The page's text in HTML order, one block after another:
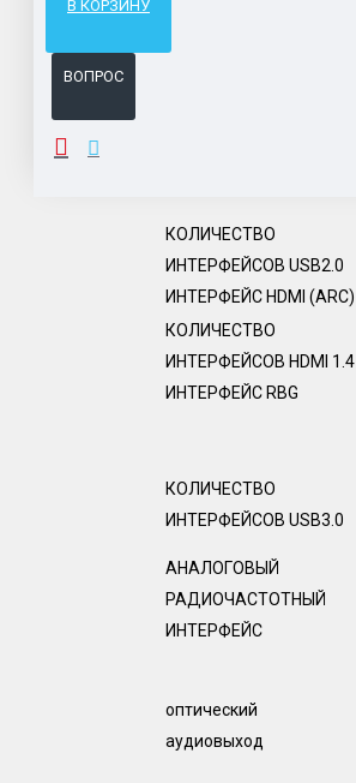
В КОРЗИНУ
ВОПРОС
ОПИСАНИЕ
КОЛИЧЕСТВО
ИНТЕРФЕЙСОВ USB2.0
ИНТЕРФЕЙС HDMI (ARC)
КОЛИЧЕСТВО
ИНТЕРФЕЙСОВ HDMI 1.4
ИНТЕРФЕЙС RBG
КОЛИЧЕСТВО
ИНТЕРФЕЙСОВ USB3.0
АНАЛОГОВЫЙ
РАДИОЧАСТОТНЫЙ
ИНТЕРФЕЙС
оптический
аудиовыход